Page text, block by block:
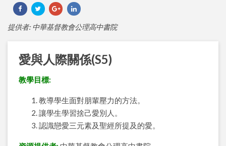
提供者: 中華基督教會公理高中書院
愛與人際關係(S5)
教學目標:
教導學生面對朋輩壓力的方法。
讓學生學習捨己愛別人。
認識戀愛三元素及聖經所提及的愛。